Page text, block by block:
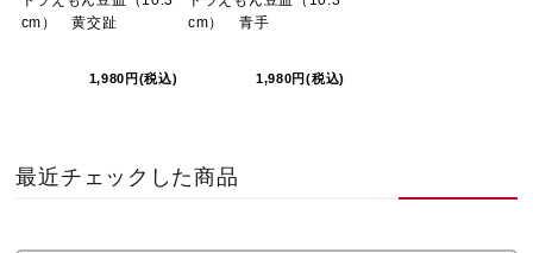
cm） 黄交趾
1,980円(税込)
cm） 青手
1,980円(税込)
最近チェックした商品